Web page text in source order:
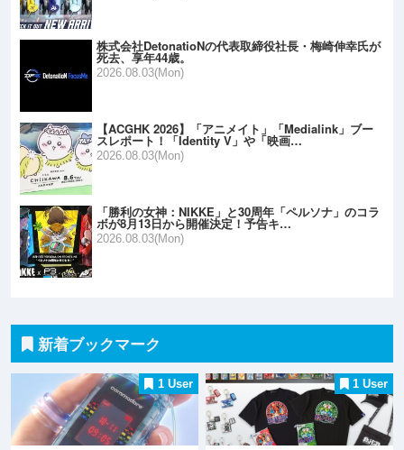
株式会社DetonatioNの代表取締役社長・梅崎伸幸氏が
死去、享年44歳。
2026.08.03(Mon)
【ACGHK 2026】「アニメイト」「Medialink」ブー
スレポート！「Identity V」や「映画…
2026.08.03(Mon)
「勝利の女神：NIKKE」と30周年「ペルソナ」のコラ
ボが8月13日から開催決定！予告キ…
2026.08.03(Mon)
新着ブックマーク
1 User 1 User